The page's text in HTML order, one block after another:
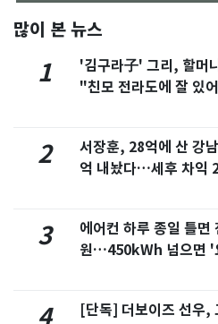
많이 본 뉴스
1
'김구라子' 그리, 할머
"친모 전라도에 잘 있
2
서장훈, 28억에 산 강
억 내놨다…세후 차익
3
에어컨 하루 종일 틀면
원…450kWh 넘으면 '
4
[단독] 더보이즈 선우,